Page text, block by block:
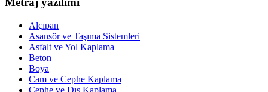
Alçıpan
Asansör ve Taşıma Sistemleri
Asfalt ve Yol Kaplama
Beton
Boya
Cam ve Cephe Kaplama